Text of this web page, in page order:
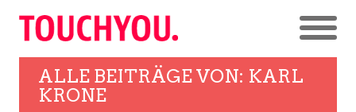
ALLE BEITRÄGE VON: KARL
KRONE